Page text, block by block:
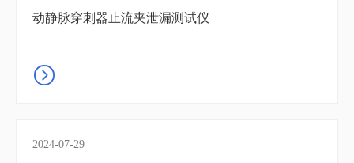
动静脉穿刺器止流夹泄漏测试仪
2024-07-29